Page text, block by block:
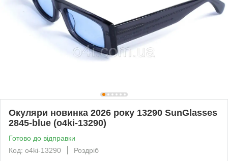
Окуляри новинка 2026 року 13290 SunGlasses
2845-blue (o4ki-13290)
Готово до відправки
Код: o4ki-13290
Роздріб